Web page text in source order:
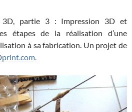
3D, partie 3 : Impression 3D et
étapes de la réalisation d’une
à sa fabrication. Un projet de